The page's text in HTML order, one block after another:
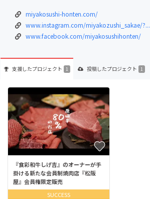
miyakosushi-honten.com/
www.instagram.com/miyakozushi_sakae/?...
www.facebook.com/miyakosushihonten/
支援したプロジェクト 1 投稿したプロジェクト 1
『食彩和牛しげ吉』のオーナーが手
掛ける新たな会員制焼肉店『松阪
屋』会員権限定販売
SUCCESS